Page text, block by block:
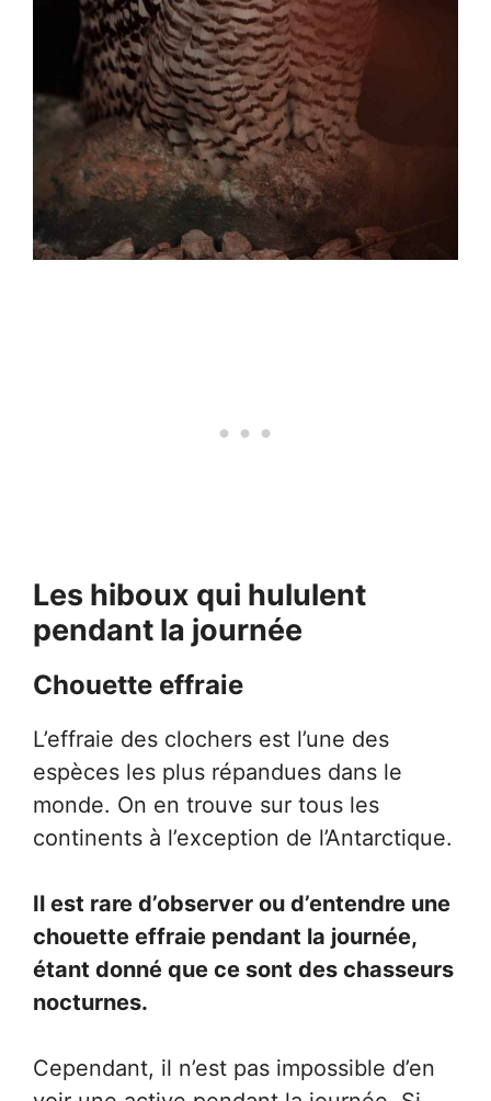
Les hiboux qui hululent
pendant la journée
Chouette effraie
L’effraie des clochers est l’une des
espèces les plus répandues dans le
monde. On en trouve sur tous les
continents à l’exception de l’Antarctique.
Il est rare d’observer ou d’entendre une
chouette effraie pendant la journée,
étant donné que ce sont des chasseurs
nocturnes.
Cependant, il n’est pas impossible d’en